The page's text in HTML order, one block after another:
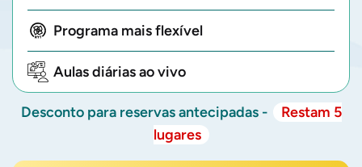
Programa mais flexível
Aulas diárias ao vivo
Desconto para reservas antecipadas -
Restam 5
lugares